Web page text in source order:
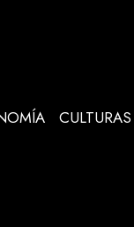
CULTURAS